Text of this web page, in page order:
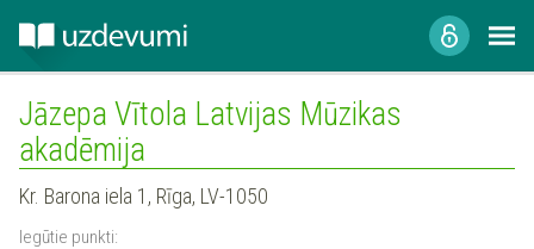
Jāzepa Vītola Latvijas Mūzikas
akadēmija
Kr. Barona iela 1, Rīga, LV-1050
Iegūtie punkti: